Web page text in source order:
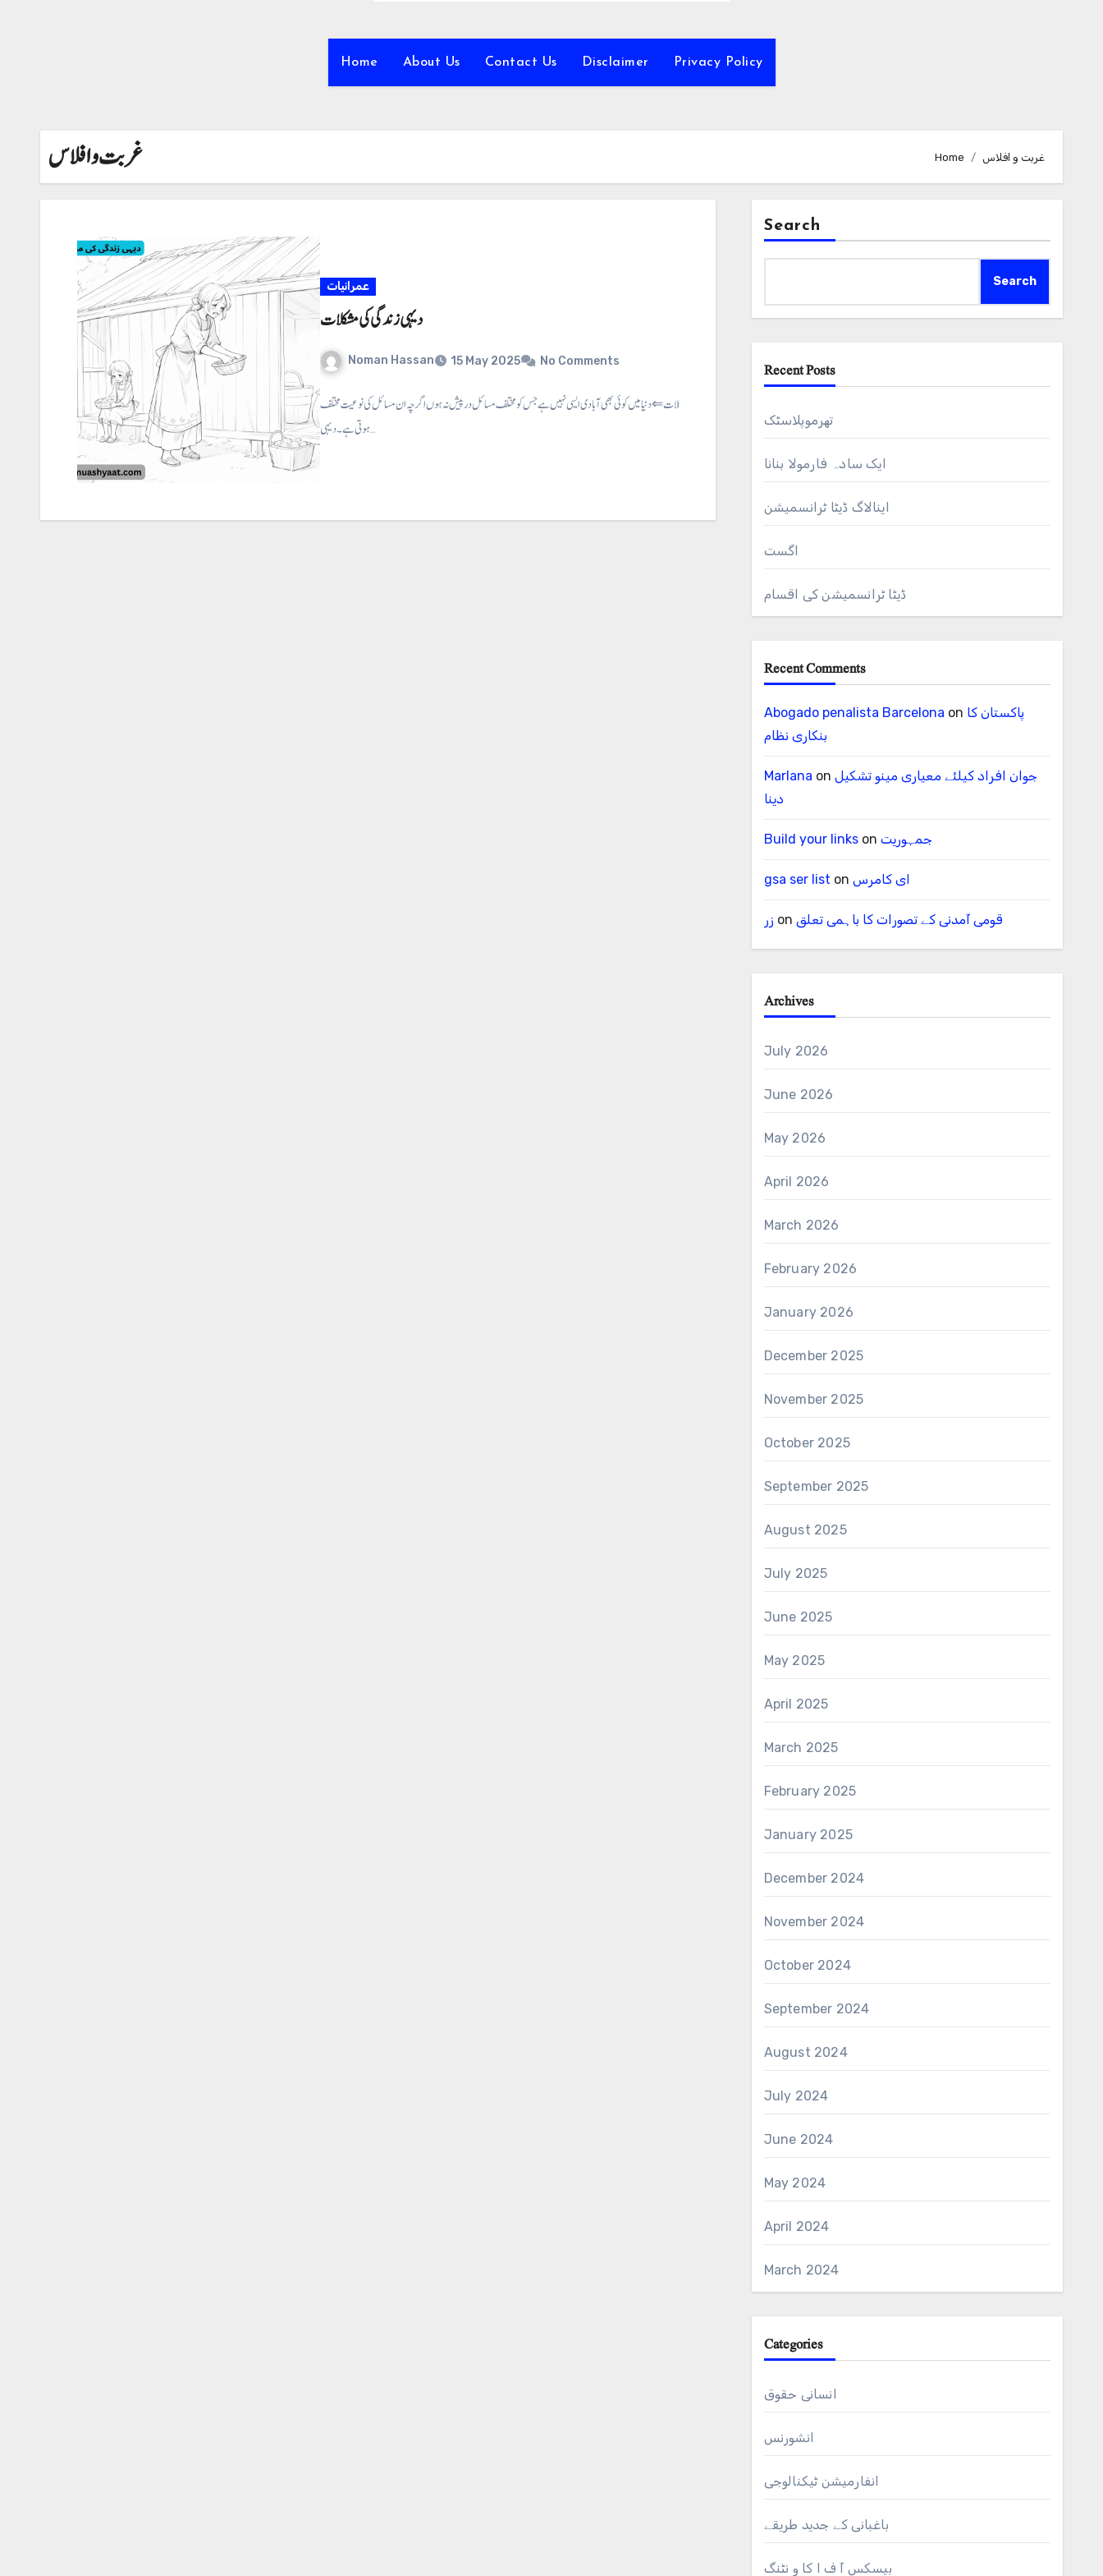
Home About Us Contact Us Disclaimer Privacy Policy
غربت و افلاس Home غربت و افلاس
عمرانیات
دیہی زندگی کی مشکلات
Noman Hassan 15 May 2025 No Comments
دیہی زندگی کی مشکلات ⇐ دنیا میں کوئی بھی آبادی ایسی نہیں ہے جس کو مختلف مسائل در پیش نہ ہوں اگرچہ ان مسائل کی نوعیت مختلف
ہوتی ہے۔ دیہی…
Search
Search
Recent Posts
تھرموپلاسٹک
ایک سادہ فارمولا بنانا
اینالاگ ڈیٹا ٹرانسمیشن
اگست
ڈیٹا ٹرانسمیشن کی اقسام
Recent Comments
Abogado penalista Barcelona on پاکستان کا
بنکاری نظام
Marlana on جوان افراد کیلئے معیاری مینو تشکیل
دینا
Build your linkson جمہوریت
gsa ser list on ای کامرس
زر on قومی آمدنی کے تصورات کا باہمی تعلق
Archives
July 2026
June 2026
May 2026
April 2026
March 2026
February 2026
January 2026
December 2025
November 2025
October 2025
September 2025
August 2025
July 2025
June 2025
May 2025
April 2025
March 2025
February 2025
January 2025
December 2024
November 2024
October 2024
September 2024
August 2024
July 2024
June 2024
May 2024
April 2024
March 2024
Categories
انسانی حقوق
انشورنس
انفارمیشن ٹیکنالوجی
باغبانی کے جدید طریقے
بیسکس آ ف ا کا و نٹنگ